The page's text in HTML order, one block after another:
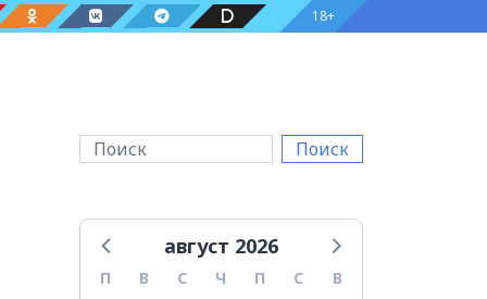
18+
Поиск
август 2026
П В С Ч П С
В